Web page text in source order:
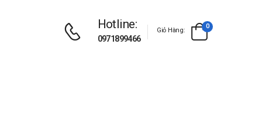
Hotline:
0971899466
Giỏ Hàng:
0